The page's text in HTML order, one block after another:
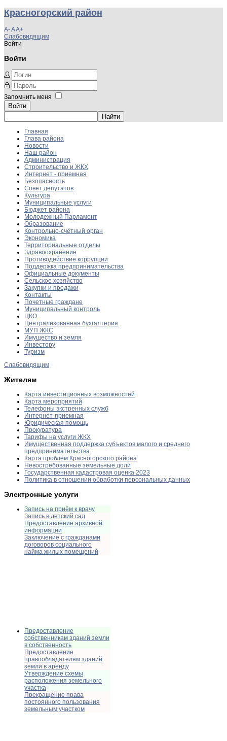
Красногорский район
A-AA+
Слабовидящим
Войти
Войти
Запомнить меня
Войти
Главная
Глава района
Новости
Наш район
Администрация
Строительство и ЖКХ
Интернет - приемная
Безопасность
Совет депутатов
Культура
Муниципальные услуги
Бюджет района
Молодежный Парламент
Образование
Контрольно-счётный орган
Экономика
Территориальные отделы
Здравоохранение
Противодействие коррупции
Поддержка предпринимательства
Официальные документы
Сельское хозяйство
Закупки и продажи
Контакты
Почетные граждане
Муниципальный контроль
ЦКО
Централизованная бухгалтерия
МУП ЖКС
Имущество и земля
Инвестору
Туризм
Слабовидящим
Жителям
Карта инвестиционных возможностей
Карта мероприятий
Телефоны экстренных служб
Интернет-приемная
Юридическая помощь
Прокуратура
Тарифы на услуги ЖКХ
Имущественная поддержка субъектов малого и среднего
предпринимательства
Карта проблем Красногорского района
Невостребованные земельные доли
Государственная кадастровая оценка 2023
Политика в отношении обработки персональных данных
Электронные услуги
Запись на приём к врачу
Запись в детский сад
Предоставление архивной
информации
Заключение с гражданами
договоров социального
найма жилых помещений
Предоставление
собственникам зданий земли
в собственность
Предоставление
правообладателям зданий
земли в аренду
Утверждение схемы
расположения земельного
участка
Прекращение права
постоянного пользования
земельным участком